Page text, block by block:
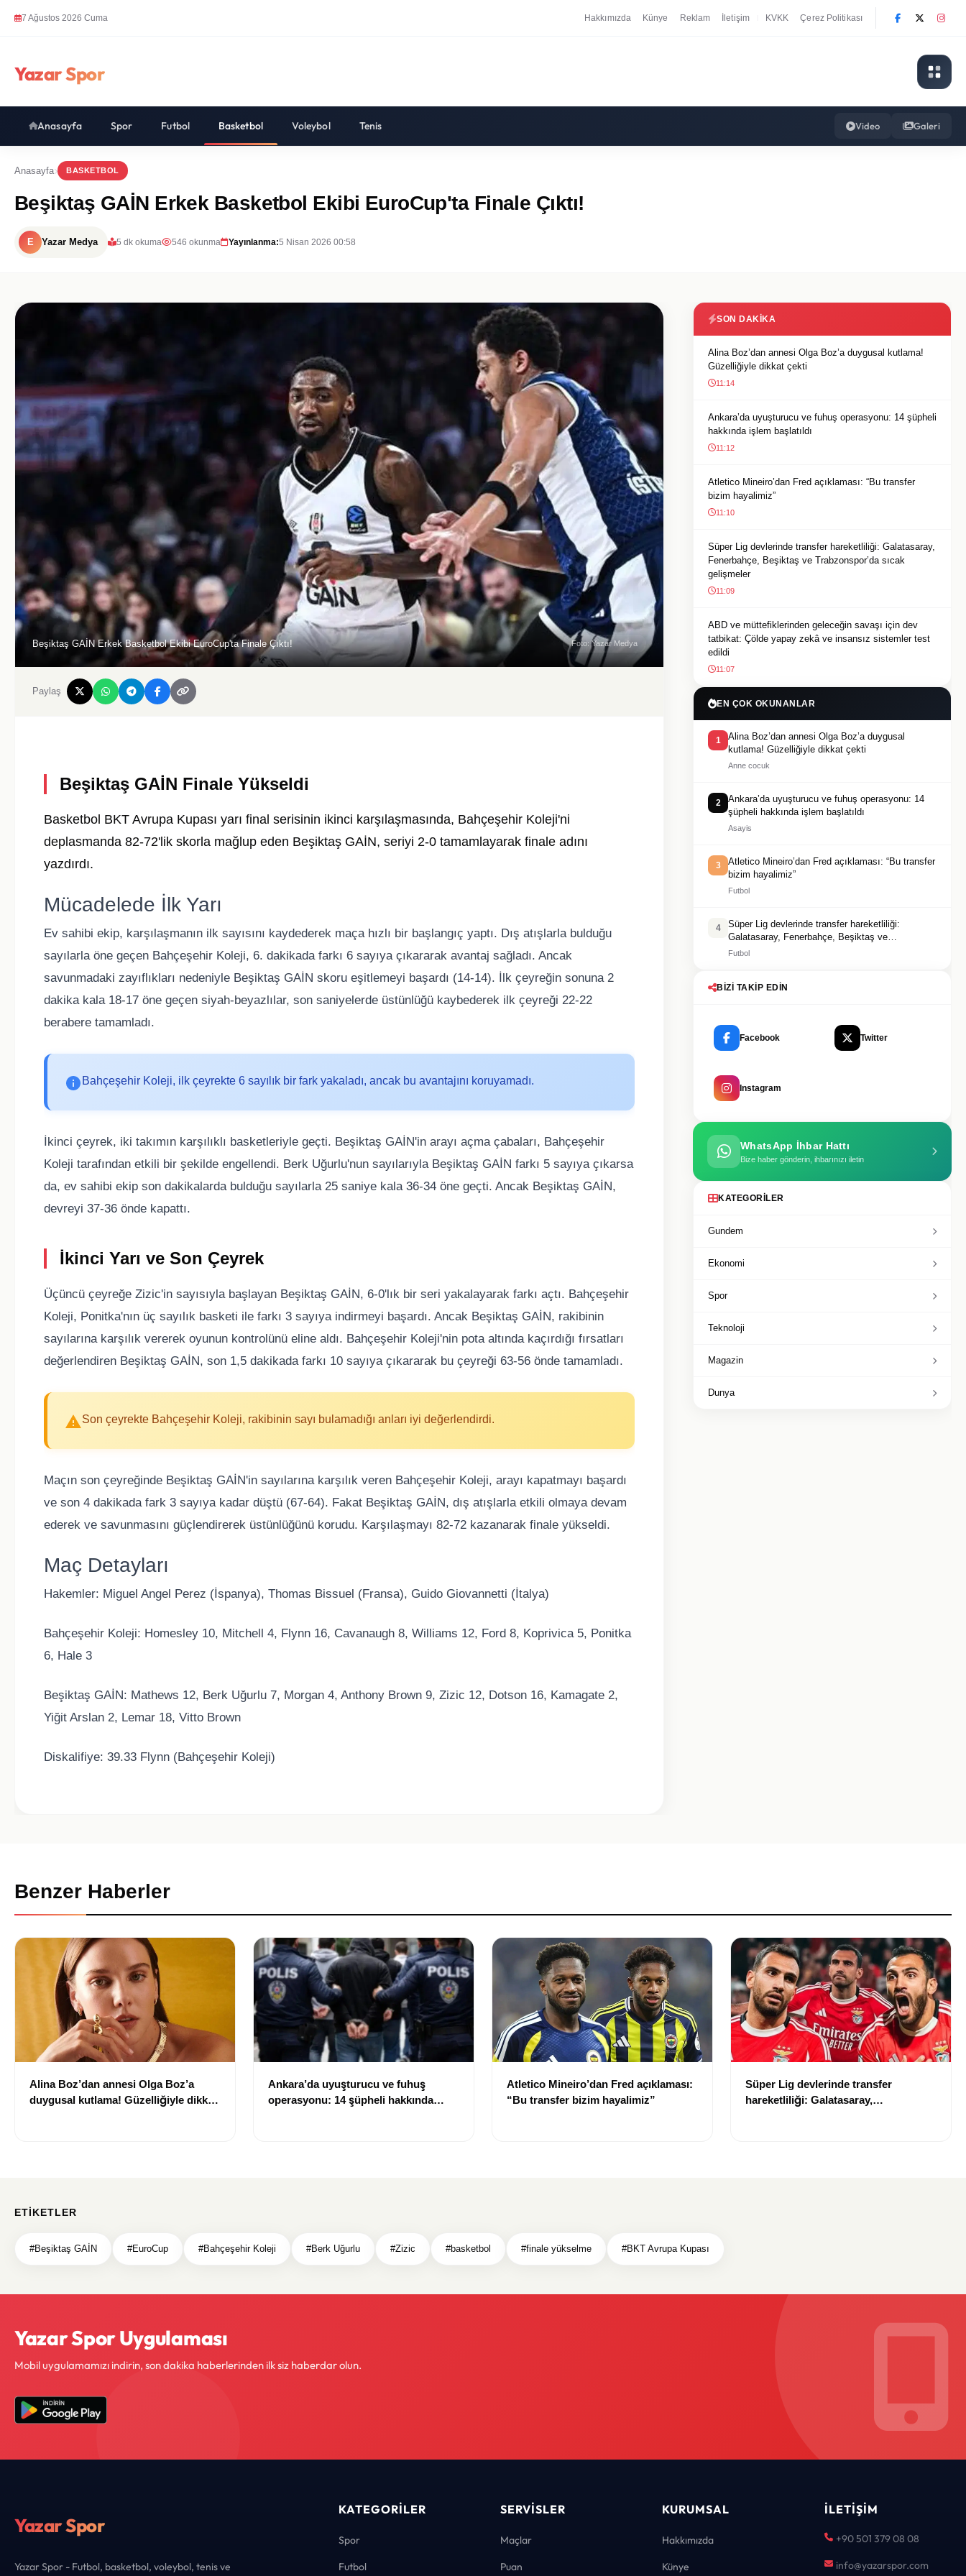
7 Ağustos 2026 Cuma Hakkımızda Künye Reklam İletişim KVKK Çerez Politikası
Yazar Spor
Anasayfa Spor Futbol Basketbol Voleybol Tenis Video Galeri
Anasayfa BASKETBOL
Beşiktaş GAİN Erkek Basketbol Ekibi EuroCup'ta Finale Çıktı!
E Yazar Medya 5 dk okuma 546 okunma Yayınlanma:5 Nisan 2026 00:58
Beşiktaş GAİN Erkek Basketbol Ekibi EuroCup'ta Finale Çıktı! Foto: Yazar Medya
Paylaş
Beşiktaş GAİN Finale Yükseldi
Basketbol BKT Avrupa Kupası yarı final serisinin ikinci karşılaşmasında, Bahçeşehir Koleji'ni
deplasmanda 82-72'lik skorla mağlup eden Beşiktaş GAİN, seriyi 2-0 tamamlayarak finale adını
yazdırdı.
Mücadelede İlk Yarı
Ev sahibi ekip, karşılaşmanın ilk sayısını kaydederek maça hızlı bir başlangıç yaptı. Dış atışlarla bulduğu
sayılarla öne geçen Bahçeşehir Koleji, 6. dakikada farkı 6 sayıya çıkararak avantaj sağladı. Ancak
savunmadaki zayıflıkları nedeniyle Beşiktaş GAİN skoru eşitlemeyi başardı (14-14). İlk çeyreğin sonuna 2
dakika kala 18-17 öne geçen siyah-beyazlılar, son saniyelerde üstünlüğü kaybederek ilk çeyreği 22-22
berabere tamamladı.
Bahçeşehir Koleji, ilk çeyrekte 6 sayılık bir fark yakaladı, ancak bu avantajını koruyamadı.
İkinci çeyrek, iki takımın karşılıklı basketleriyle geçti. Beşiktaş GAİN'in arayı açma çabaları, Bahçeşehir
Koleji tarafından etkili bir şekilde engellendi. Berk Uğurlu'nun sayılarıyla Beşiktaş GAİN farkı 5 sayıya çıkarsa
da, ev sahibi ekip son dakikalarda bulduğu sayılarla 25 saniye kala 36-34 öne geçti. Ancak Beşiktaş GAİN,
devreyi 37-36 önde kapattı.
İkinci Yarı ve Son Çeyrek
Üçüncü çeyreğe Zizic'in sayısıyla başlayan Beşiktaş GAİN, 6-0'lık bir seri yakalayarak farkı açtı. Bahçeşehir
Koleji, Ponitka'nın üç sayılık basketi ile farkı 3 sayıya indirmeyi başardı. Ancak Beşiktaş GAİN, rakibinin
sayılarına karşılık vererek oyunun kontrolünü eline aldı. Bahçeşehir Koleji'nin pota altında kaçırdığı fırsatları
değerlendiren Beşiktaş GAİN, son 1,5 dakikada farkı 10 sayıya çıkararak bu çeyreği 63-56 önde tamamladı.
Son çeyrekte Bahçeşehir Koleji, rakibinin sayı bulamadığı anları iyi değerlendirdi.
Maçın son çeyreğinde Beşiktaş GAİN'in sayılarına karşılık veren Bahçeşehir Koleji, arayı kapatmayı başardı
ve son 4 dakikada fark 3 sayıya kadar düştü (67-64). Fakat Beşiktaş GAİN, dış atışlarla etkili olmaya devam
ederek ve savunmasını güçlendirerek üstünlüğünü korudu. Karşılaşmayı 82-72 kazanarak finale yükseldi.
Maç Detayları
Hakemler: Miguel Angel Perez (İspanya), Thomas Bissuel (Fransa), Guido Giovannetti (İtalya)
Bahçeşehir Koleji: Homesley 10, Mitchell 4, Flynn 16, Cavanaugh 8, Williams 12, Ford 8, Koprivica 5, Ponitka
6, Hale 3
Beşiktaş GAİN: Mathews 12, Berk Uğurlu 7, Morgan 4, Anthony Brown 9, Zizic 12, Dotson 16, Kamagate 2,
Yiğit Arslan 2, Lemar 18, Vitto Brown
Diskalifiye: 39.33 Flynn (Bahçeşehir Koleji)
SON DAKIKA
Alina Boz’dan annesi Olga Boz’a duygusal kutlama!
Güzelliğiyle dikkat çekti
11:14
Ankara’da uyuşturucu ve fuhuş operasyonu: 14 şüpheli
hakkında işlem başlatıldı
11:12
Atletico Mineiro’dan Fred açıklaması: “Bu transfer
bizim hayalimiz”
11:10
Süper Lig devlerinde transfer hareketliliği: Galatasaray,
Fenerbahçe, Beşiktaş ve Trabzonspor’da sıcak
gelişmeler
11:09
ABD ve müttefiklerinden geleceğin savaşı için dev
tatbikat: Çölde yapay zekâ ve insansız sistemler test
edildi
11:07
EN ÇOK OKUNANLAR
1
Alina Boz’dan annesi Olga Boz’a duygusal
kutlama! Güzelliğiyle dikkat çekti
Anne cocuk
2
Ankara’da uyuşturucu ve fuhuş operasyonu: 14
şüpheli hakkında işlem başlatıldı
Asayis
3
Atletico Mineiro’dan Fred açıklaması: “Bu transfer
bizim hayalimiz”
Futbol
4
Süper Lig devlerinde transfer hareketliliği:
Galatasaray, Fenerbahçe, Beşiktaş ve
Trabzonspor’da sıcak gelişmeler
Futbol
BIZI TAKIP EDIN
Facebook Twitter
Instagram
WhatsApp İhbar Hattı
Bize haber gönderin, ihbarınızı iletin
KATEGORILER
Gundem
Ekonomi
Spor
Teknoloji
Magazin
Dunya
Benzer Haberler
Alina Boz’dan annesi Olga Boz’a
duygusal kutlama! Güzelliğiyle dikkat
Ankara’da uyuşturucu ve fuhuş
operasyonu: 14 şüpheli hakkında
Atletico Mineiro’dan Fred açıklaması:
“Bu transfer bizim hayalimiz”
Süper Lig devlerinde transfer
hareketliliği: Galatasaray,
ETIKETLER
#Beşiktaş GAİN #EuroCup #Bahçeşehir Koleji #Berk Uğurlu #Zizic #basketbol #finale yükselme #BKT Avrupa Kupası
Yazar Spor Uygulaması
Mobil uygulamamızı indirin, son dakika haberlerinden ilk siz haberdar olun.
Yazar Spor
Yazar Spor - Futbol, basketbol, voleybol, tenis ve
KATEGORILER
Spor
Futbol
SERVISLER
Maçlar
Puan
KURUMSAL
Hakkımızda
Künye
İLETIŞIM
+90 501 379 08 08
info@yazarspor.com